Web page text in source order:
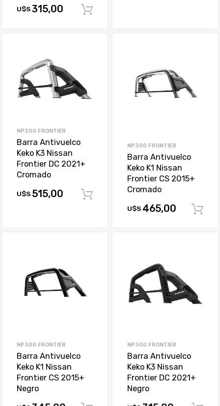
U$S315,00
NP300 FRONTIER
Barra Antivuelco
Keko K3 Nissan
Frontier DC 2021+
Cromado
U$S 515,00 Comprar
NP300 FRONTIER
Barra Antivuelco
Keko K1 Nissan
Frontier CS 2015+
Cromado
U$S 465,00
NP300 FRONTIER
Barra Antivuelco
Keko K1 Nissan
Frontier CS 2015+
Negro
NP300 FRONTIER
Barra Antivuelco
Keko K3 Nissan
Frontier DC 2021+
Negro